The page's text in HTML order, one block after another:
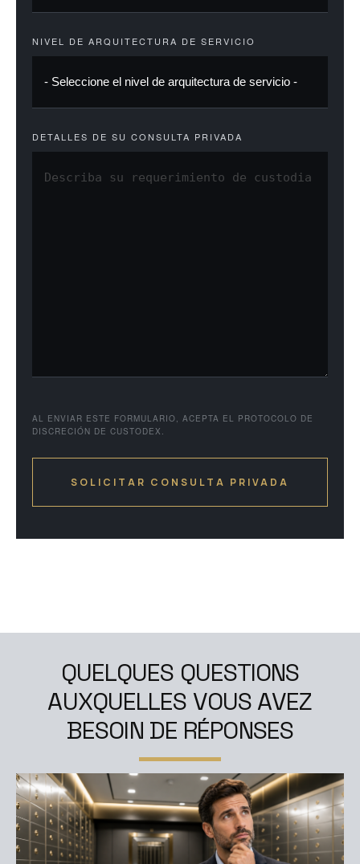
NIVEL DE ARQUITECTURA DE SERVICIO
DETALLES DE SU CONSULTA PRIVADA
AL ENVIAR ESTE FORMULARIO, ACEPTA EL PROTOCOLO DE
DISCRECIÓN DE CUSTODEX.
QUELQUES QUESTIONS
AUXQUELLES VOUS AVEZ
BESOIN DE RÉPONSES